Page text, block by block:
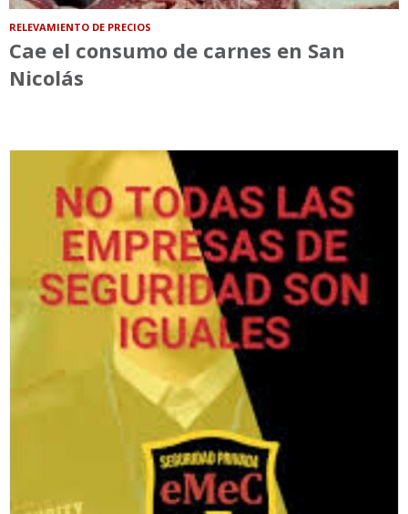
RELEVAMIENTO DE PRECIOS
Cae el consumo de carnes en San
Nicolás